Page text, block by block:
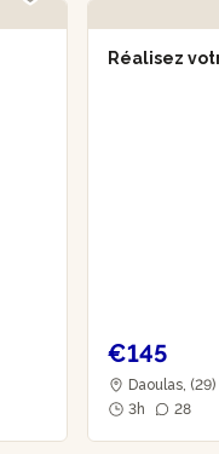
Réalisez
€145
Daoulas, (29)
3h
28